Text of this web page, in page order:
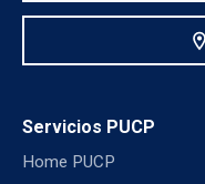
location_on
Servicios PUCP
Home PUCP